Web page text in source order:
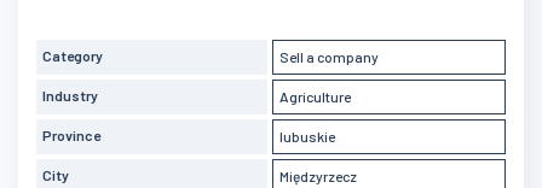
Category Sell a company
Industry Agriculture
Province lubuskie
City Międzyrzecz